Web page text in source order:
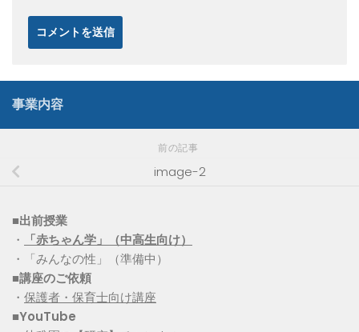
事業内容
前の記事
image-2
■出前授業
・
「赤ちゃん学」（中高生向け）
・「みんなの性」（準備中）
■講座のご依頼
・ 保護者・保育士向け講座
■YouTube